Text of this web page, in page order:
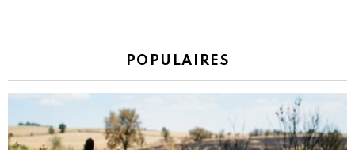
POPULAIRES